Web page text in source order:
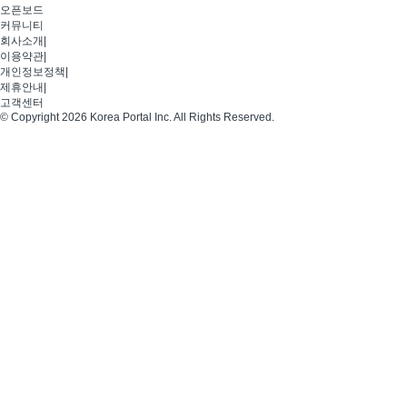
오픈보드
커뮤니티
회사소개
이용약관
개인정보정책
제휴안내
고객센터
© Copyright 2026 Korea Portal Inc. All Rights Reserved.